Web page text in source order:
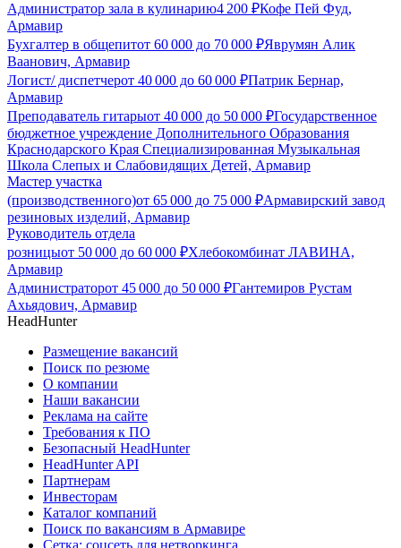
Администратор зала в кулинарию4 200 ₽Кофе Пей Фуд,
Армавир
Бухгалтер в общепитот 60 000 до 70 000 ₽Яврумян Алик
Ваанович, Армавир
Логист/ диспетчерот 40 000 до 60 000 ₽Патрик Бернар,
Армавир
Преподаватель гитарыот 40 000 до 50 000 ₽Государственное
бюджетное учреждение Дополнительного Образования
Краснодарского Края Специализированная Музыкальная
Школа Слепых и Слабовидящих Детей, Армавир
Мастер участка
(производственного)от 65 000 до 75 000 ₽Армавирский завод
резиновых изделий, Армавир
Руководитель отдела
розницыот 50 000 до 60 000 ₽Хлебокомбинат ЛАВИНА,
Армавир
Администраторот 45 000 до 50 000 ₽Гантемиров Рустам
Ахьядович, Армавир
HeadHunter
Размещение вакансий
Поиск по резюме
О компании
Наши вакансии
Реклама на сайте
Требования к ПО
Безопасный HeadHunter
HeadHunter API
Партнерам
Инвесторам
Каталог компаний
Поиск по вакансиям в Армавире